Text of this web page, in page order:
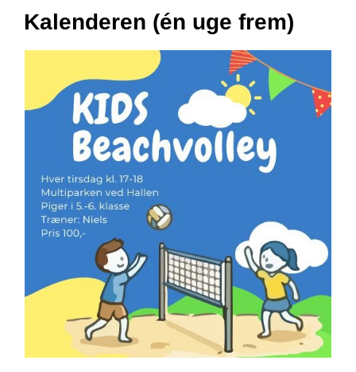
Kalenderen (én uge frem)